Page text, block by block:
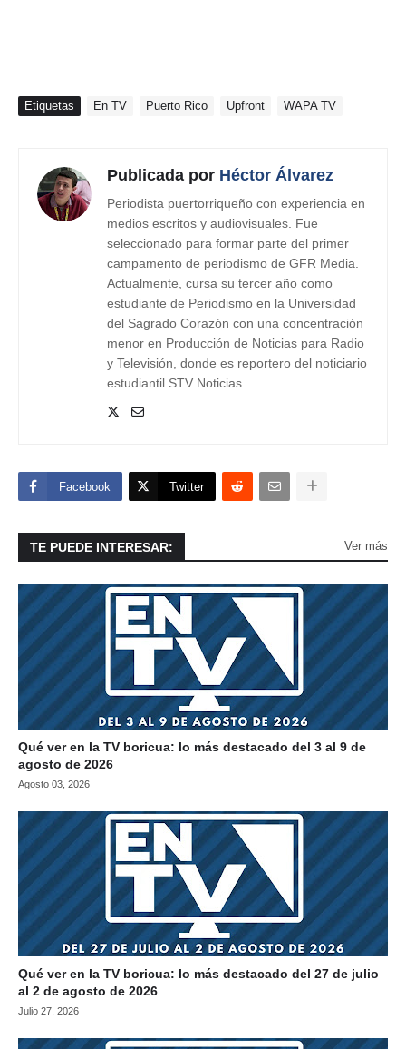
Etiquetas En TV Puerto Rico Upfront WAPA TV
Publicada por Héctor Álvarez
Periodista puertorriqueño con experiencia en
medios escritos y audiovisuales. Fue
seleccionado para formar parte del primer
campamento de periodismo de GFR Media.
Actualmente, cursa su tercer año como
estudiante de Periodismo en la Universidad
del Sagrado Corazón con una concentración
menor en Producción de Noticias para Radio
y Televisión, donde es reportero del noticiario
estudiantil STV Noticias.
Facebook Twitter
TE PUEDE INTERESAR: Ver más
Qué ver en la TV boricua: lo más destacado del 3 al 9 de
agosto de 2026
Agosto 03, 2026
Qué ver en la TV boricua: lo más destacado del 27 de julio
al 2 de agosto de 2026
Julio 27, 2026